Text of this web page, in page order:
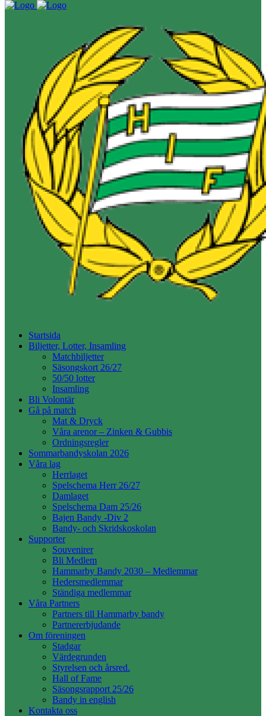
Startsida
Biljetter, Lotter, Insamling
Matchbiljetter
Säsongskort 26/27
50/50 lotter
Insamling
Bli Volontär
Gå på match
Mat & Dryck
Våra arenor – Zinken & Gubbis
Ordningsregler
Sommarbandyskolan 2026
Våra lag
Herrlaget
Spelschema Herr 26/27
Damlaget
Spelschema Dam 25/26
Bajen Bandy -Div 2
Bandy- och Skridskoskolan
Supporter
Souvenirer
Bli Medlem
Hammarby Bandy 2030 – Medlemmar
Hedersmedlemmar
Ständiga medlemmar
Våra Partners
Partners till Hammarby bandy
Partnererbjudande
Om föreningen
Stadgar
Värdegrunden
Styrelsen och årsred.
Hall of Fame
Säsongsrapport 25/26
Bandy in english
Kontakta oss